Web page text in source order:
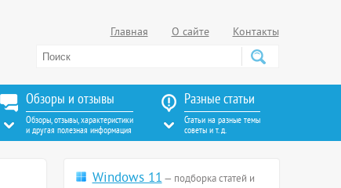
Обзоры и отзывы
Обзоры, отзывы, характеристики
и другая полезная информация
Разные статьи
Статьи на разные темы
советы и т. д.
Главная О сайте Контакты
Windows 11 — подборка статей и